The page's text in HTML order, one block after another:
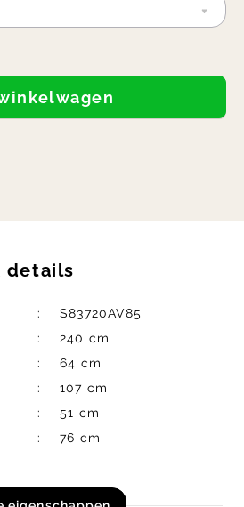
details
S83720AV85
240 cm
64 cm
107 cm
51 cm
76 cm